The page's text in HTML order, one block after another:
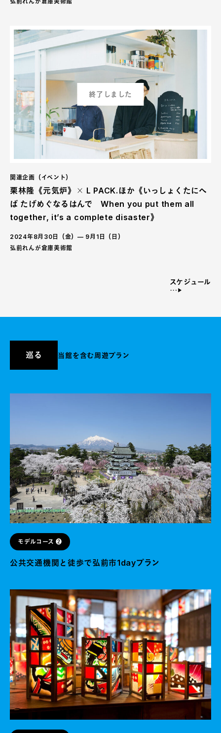
終了しました
関連企画（イベント）
栗林隆《元気炉》╳ L PACK.ほか《いっしょくたにへ
ば たげめぐなるはんで When you put them all
together, it’s a complete disaster》
2024年8月30日（金）— 9月1日（日）
弘前れんが倉庫美術館
スケジュール
巡る 当館を含む周遊プラン
モデルコース ❷
公共交通機関と徒歩で弘前市1dayプラン